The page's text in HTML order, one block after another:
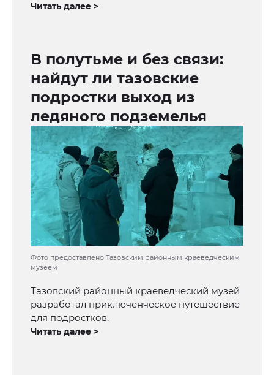
Читать далее >
В полутьме и без связи:
найдут ли тазовские
подростки выход из
ледяного подземелья
Фото предоставлено Тазовским районным краеведческим
музеем
Тазовский районный краеведческий музей
разработал приключенческое путешествие
для подростков.
Читать далее >